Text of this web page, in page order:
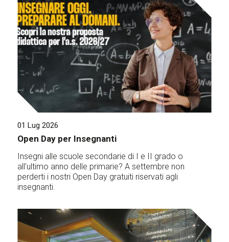
01 Lug 2026
Open Day per Insegnanti
Insegni alle scuole secondarie di I e II grado o
all'ultimo anno delle primarie? A settembre non
perderti i nostri Open Day gratuiti riservati agli
insegnanti.